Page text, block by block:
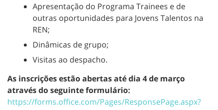
Apresentação do Programa Trainees e de
outras oportunidades para Jovens Talentos na
REN;
Dinâmicas de grupo;
Visitas ao despacho.
As inscrições estão abertas até dia 4 de março
através do seguinte formulário:
https://forms.office.com/Pages/ResponsePage.aspx?